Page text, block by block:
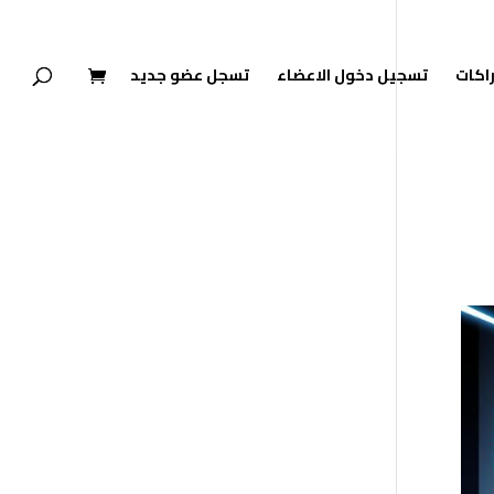
تسجيل دخول الاعضاء تسجل عضو جديد